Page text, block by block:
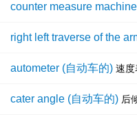
counter measure
right left traverse of the
autometer (自动车的) 速度
cater angle (自动车的) 后